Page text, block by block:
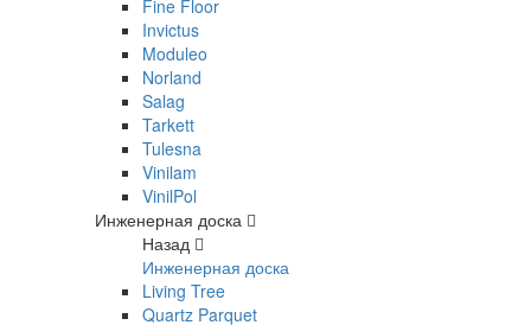
Fine Floor
Invictus
Moduleo
Norland
Salag
Tarkett
Tulesna
Vinilam
VinilPol
Инженерная доска
Назад
Инженерная доска
Living Tree
Quartz Parquet